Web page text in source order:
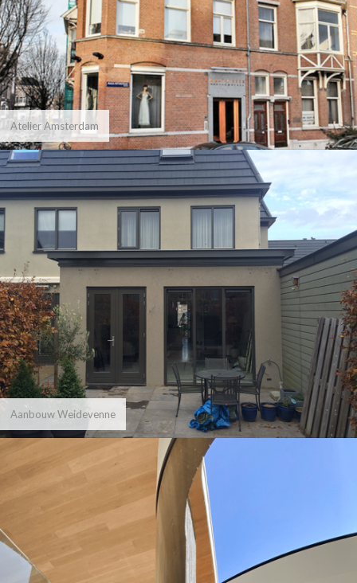
Atelier Amsterdam
Aanbouw Weidevenne